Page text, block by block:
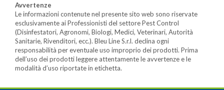
Avvertenze
Le informazioni contenute nel presente sito web sono riservate
esclusivamente ai Professionisti del settore Pest Control
(Disinfestatori, Agronomi, Biologi, Medici, Veterinari, Autorità
Sanitarie, Rivenditori, ecc.). Bleu Line S.r.l. declina ogni
responsabilità per eventuale uso improprio dei prodotti. Prima
dell’uso dei prodotti leggere attentamente le avvertenze e le
modalità d’uso riportate in etichetta.